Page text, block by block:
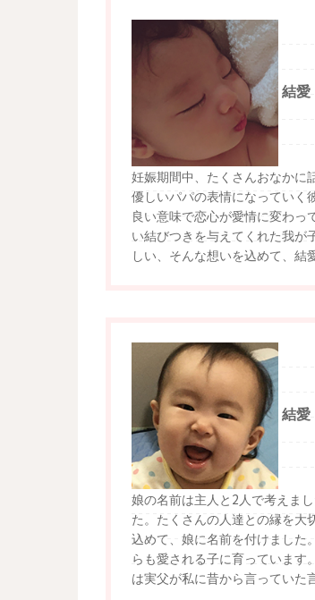
結愛
妊娠期間中、たくさんおなか
優しいパパの表情になっていく
良い意味で恋心が愛情に変わっ
い結びつきを与えてくれた我が
しい、そんな想いを込めて、結
結愛
娘の名前は主人と2人で考えま
た。たくさんの人達との縁を大
込めて、娘に名前を付けました
らも愛される子に育っています
は実父が私に昔から言っていた